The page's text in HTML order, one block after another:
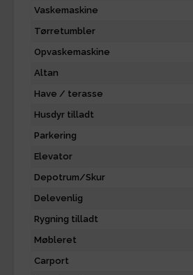
Vaskemaskine
Tørretumbler
Opvaskemaskine
Altan
Have / terasse
Husdyr tilladt
Parkering
Elevator
Depotrum/Skur
Delevenlig
Rygning tilladt
Møbleret
Carport